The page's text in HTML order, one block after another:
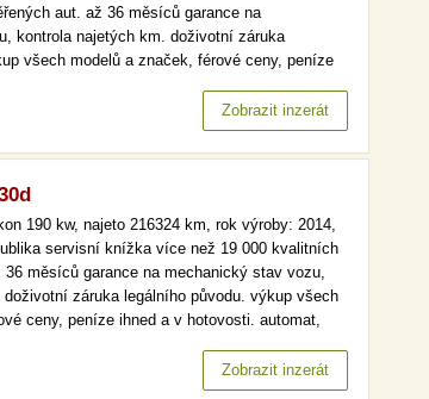
aut. až 36 měsíců garance na
kontrola najetých km. doživotní záruka
všech modelů a značek, férové ceny, peníze
mechanický stav vozu, kontrola najetých km.…
Zobrazit inzerát
190 kw, najeto 216324 km, rok výroby: 2014,
servisní knížka více než 19 000 kvalitních
36 měsíců garance na mechanický stav vozu,
doživotní záruka legálního původu. výkup všech
ceny, peníze ihned a v hotovosti. automat,
na mechanický stav vozu, kontrola…Zobrazit inzerát